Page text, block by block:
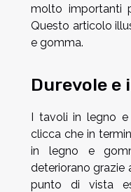
molto importanti
Questo articolo
e gomma.
Durevole
I tavoli in legno e
clicca che in
in legno e
deteriorano grazie
punto di vista